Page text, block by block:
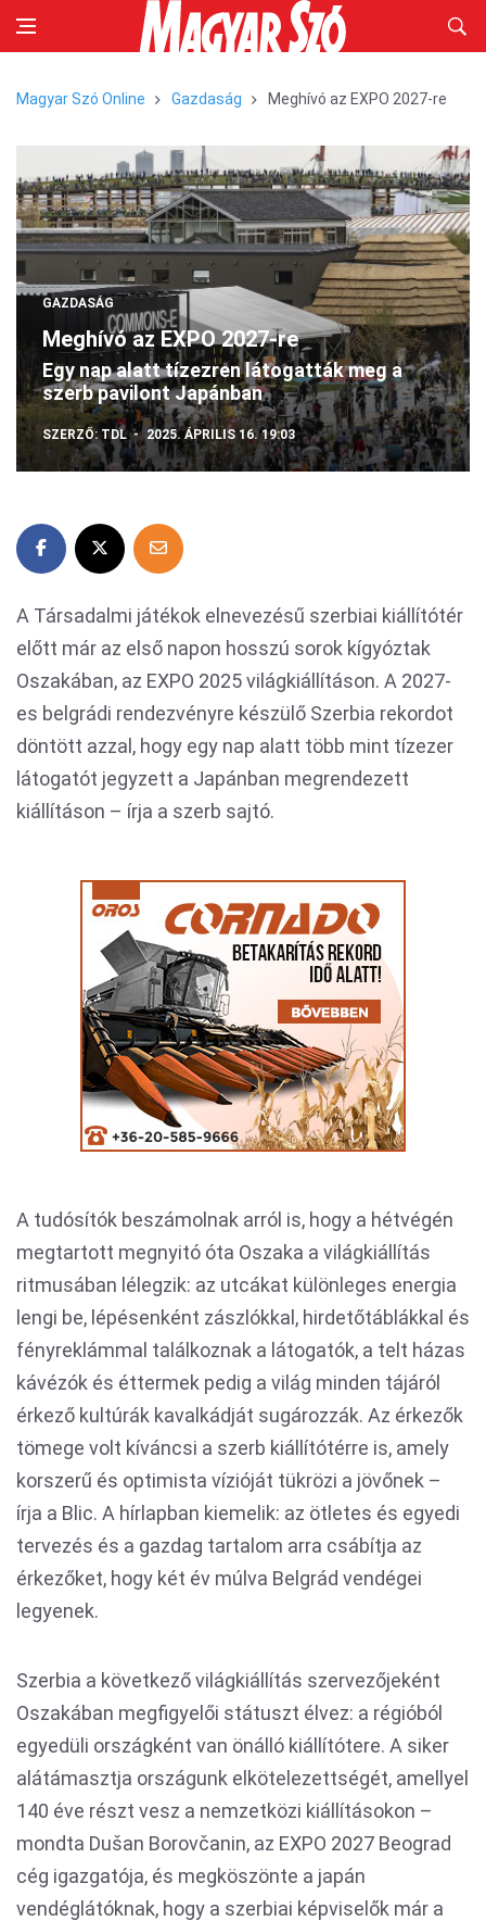
Magyar Szó Online Gazdaság Meghívó az EXPO 2027-re
GAZDASÁG
Meghívó az EXPO 2027-re
Egy nap alatt tízezren látogatták meg a
szerb pavilont Japánban
SZERZŐ:TDL 2025. ÁPRILIS 16. 19:03
A Társadalmi játékok elnevezésű szerbiai kiállítótér
előtt már az első napon hosszú sorok kígyóztak
Oszakában, az EXPO 2025 világkiállításon. A 2027-
es belgrádi rendezvényre készülő Szerbia rekordot
döntött azzal, hogy egy nap alatt több mint tízezer
látogatót jegyzett a Japánban megrendezett
kiállításon – írja a szerb sajtó.
A tudósítók beszámolnak arról is, hogy a hétvégén
megtartott megnyitó óta Oszaka a világkiállítás
ritmusában lélegzik: az utcákat különleges energia
lengi be, lépésenként zászlókkal, hirdetőtáblákkal és
fényreklámmal találkoznak a látogatók, a telt házas
kávézók és éttermek pedig a világ minden tájáról
érkező kultúrák kavalkádját sugározzák. Az érkezők
tömege volt kíváncsi a szerb kiállítótérre is, amely
korszerű és optimista vízióját tükrözi a jövőnek –
írja a Blic. A hírlapban kiemelik: az ötletes és egyedi
tervezés és a gazdag tartalom arra csábítja az
érkezőket, hogy két év múlva Belgrád vendégei
legyenek.
Szerbia a következő világkiállítás szervezőjeként
Oszakában megfigyelői státuszt élvez: a régióból
egyedüli országként van önálló kiállítótere. A siker
alátámasztja országunk elkötelezettségét, amellyel
140 éve részt vesz a nemzetközi kiállításokon –
mondta Dušan Borovčanin, az EXPO 2027 Beograd
cég igazgatója, és megköszönte a japán
vendéglátóknak, hogy a szerbiai képviselők már a